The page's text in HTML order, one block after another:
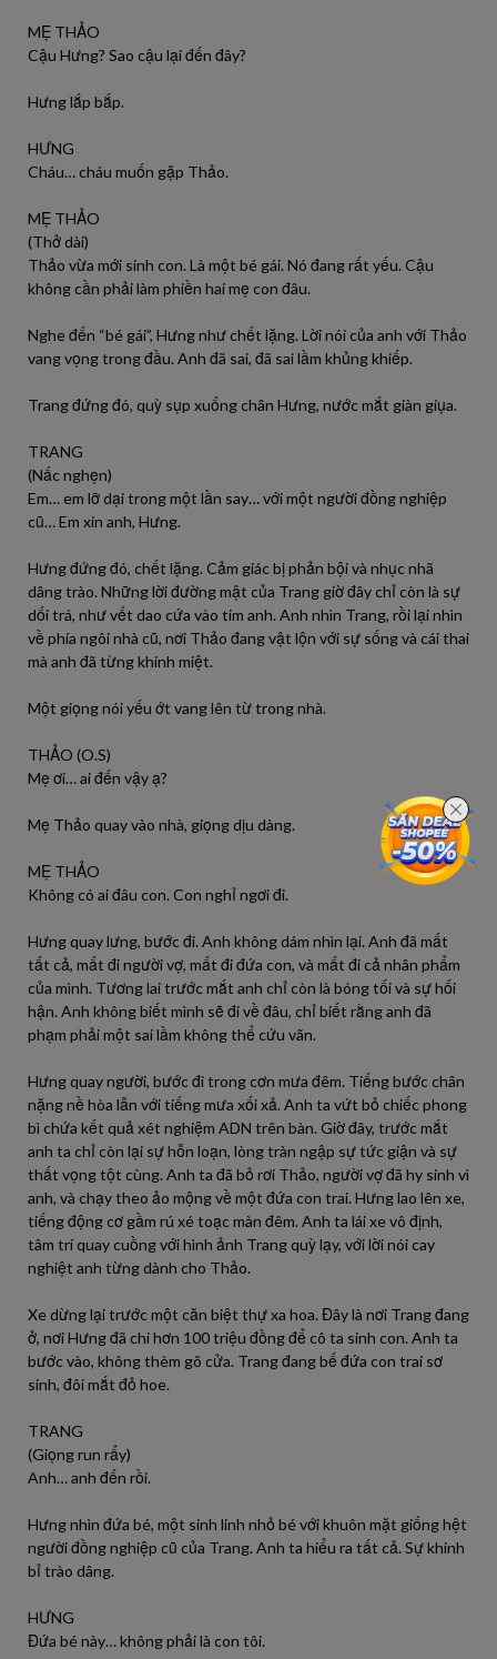
MẸ THẢO
Cậu Hưng? Sao cậu lại đến đây?
Hưng lắp bắp.
HƯNG
Cháu… cháu muốn gặp Thảo.
MẸ THẢO
(Thở dài)
Thảo vừa mới sinh con. Là một bé gái. Nó đang rất yếu. Cậu
không cần phải làm phiền hai mẹ con đâu.
Nghe đến “bé gái”, Hưng như chết lặng. Lời nói của anh với Thảo
vang vọng trong đầu. Anh đã sai, đã sai lầm khủng khiếp.
Trang đứng đó, quỳ sụp xuống chân Hưng, nước mắt giàn giụa.
TRANG
(Nấc nghẹn)
Em… em lỡ dại trong một lần say… với một người đồng nghiệp
cũ… Em xin anh, Hưng.
Hưng đứng đó, chết lặng. Cảm giác bị phản bội và nhục nhã
dâng trào. Những lời đường mật của Trang giờ đây chỉ còn là sự
dối trá, như vết dao cứa vào tim anh. Anh nhìn Trang, rồi lại nhìn
về phía ngôi nhà cũ, nơi Thảo đang vật lộn với sự sống và cái thai
mà anh đã từng khinh miệt.
Một giọng nói yếu ớt vang lên từ trong nhà.
THẢO (O.S)
Mẹ ơi… ai đến vậy ạ?
Mẹ Thảo quay vào nhà, giọng dịu dàng.
MẸ THẢO
Không có ai đâu con. Con nghỉ ngơi đi.
Hưng quay lưng, bước đi. Anh không dám nhìn lại. Anh đã mất
tất cả, mất đi người vợ, mất đi đứa con, và mất đi cả nhân phẩm
của mình. Tương lai trước mắt anh chỉ còn là bóng tối và sự hối
hận. Anh không biết mình sẽ đi về đâu, chỉ biết rằng anh đã
phạm phải một sai lầm không thể cứu vãn.
Hưng quay người, bước đi trong cơn mưa đêm. Tiếng bước chân
nặng nề hòa lẫn với tiếng mưa xối xả. Anh ta vứt bỏ chiếc phong
bì chứa kết quả xét nghiệm ADN trên bàn. Giờ đây, trước mắt
anh ta chỉ còn lại sự hỗn loạn, lòng tràn ngập sự tức giận và sự
thất vọng tột cùng. Anh ta đã bỏ rơi Thảo, người vợ đã hy sinh vì
anh, và chạy theo ảo mộng về một đứa con trai. Hưng lao lên xe,
tiếng động cơ gầm rú xé toạc màn đêm. Anh ta lái xe vô định,
tâm trí quay cuồng với hình ảnh Trang quỳ lạy, với lời nói cay
nghiệt anh từng dành cho Thảo.
Xe dừng lại trước một căn biệt thự xa hoa. Đây là nơi Trang đang
ở, nơi Hưng đã chi hơn 100 triệu đồng để cô ta sinh con. Anh ta
bước vào, không thèm gõ cửa. Trang đang bế đứa con trai sơ
sinh, đôi mắt đỏ hoe.
TRANG
(Giọng run rẩy)
Anh… anh đến rồi.
Hưng nhìn đứa bé, một sinh linh nhỏ bé với khuôn mặt giống hệt
người đồng nghiệp cũ của Trang. Anh ta hiểu ra tất cả. Sự khinh
bỉ trào dâng.
HƯNG
Đứa bé này… không phải là con tôi.